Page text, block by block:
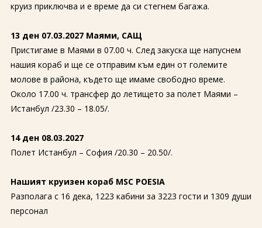
круиз приключва и е време да си стегнем багажа.
13 ден 07.03.2027 Маями, САЩ
Пристигаме в Маями в 07.00 ч. След закуска ще напуснем
нашия кораб и ще се отправим към един от големите
молове в района, където ще имаме свободно време.
Около 17.00 ч. трансфер до летището за полет Маями –
Истанбул /23.30 – 18.05/.
14 ден 08.03.2027
Полет Истанбул – София /20.30 – 20.50/.
Нашият круизен кораб MSC POESIA
Разполага с 16 дека, 1223 кабини за 3223 гости и 1309 души
персонал